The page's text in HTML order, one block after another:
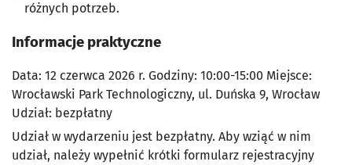
różnych potrzeb.
Informacje praktyczne
Data: 12 czerwca 2026 r. Godziny: 10:00-15:00 Miejsce:
Wrocławski Park Technologiczny, ul. Duńska 9, Wrocław
Udział: bezpłatny
Udział w wydarzeniu jest bezpłatny. Aby wziąć w nim
udział, należy wypełnić krótki formularz rejestracyjny